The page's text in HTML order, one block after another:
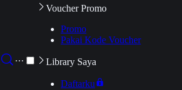
···
Voucher Promo
Promo
Pakai Kode Voucher
Library Saya
Daftarku